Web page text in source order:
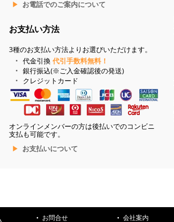
お電話でのご案内について
お支払い方法
3種のお支払い方法よりお選びいただけます。
代金引換 代引手数料無料！
銀行振込(※ご入金確認後の発送)
クレジットカード
オンラインメンバーの方は後払いでのコンビニ
支払も可能です。
お支払いについて
お問合せ 会社案内